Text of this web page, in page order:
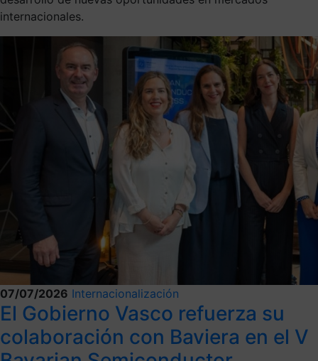
internacionales.
07/07/2026 Internacionalización
El Gobierno Vasco refuerza su
colaboración con Baviera en el V